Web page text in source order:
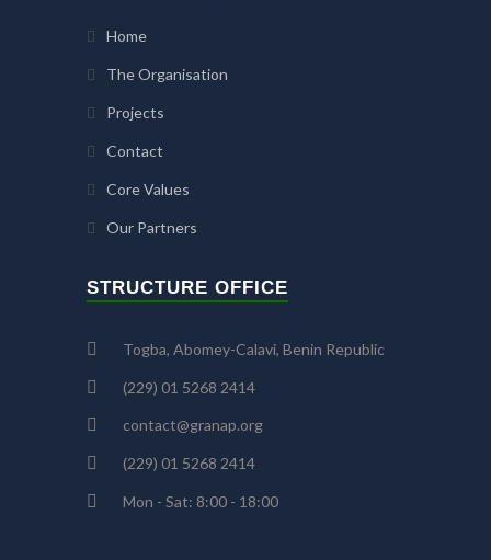
Home
The Organisation
Projects
Contact
Core Values
Our Partners
STRUCTURE OFFICE
Togba, Abomey-Calavi, Benin Republic
(229) 01 5268 2414
contact@granap.org
(229) 01 5268 2414
Mon - Sat: 8:00 - 18:00